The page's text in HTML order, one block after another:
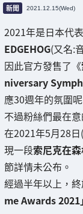
新聞 2021.12.15(Wed)
2021年是日本代
EDGEHOG(又名:
因此官方發售了《
niversary
應30週年的氛圍呢
不過粉絲們最在
在2021年5月28
現一段索尼克在
節詳情未公布。
經過半年以上，
me Awards 2021